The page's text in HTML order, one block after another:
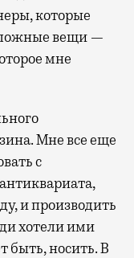
которые
вещи —
мне
Мне все еще
с
и производить
хотели ими
быть, носить. В